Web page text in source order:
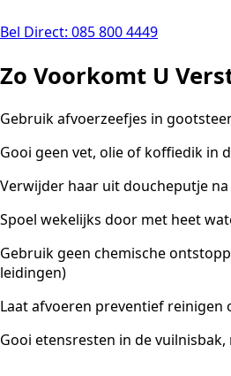
Bel Direct: 085 800 4449
Zo Voorkomt U
Gebruik afvoerzeefjes in
Gooi geen vet, olie of koffiedik in
Verwijder haar uit doucheputje
Spoel wekelijks door met heet
Gebruik geen chemische
leidingen)
Laat afvoeren preventief reinigen
Gooi etensresten in de